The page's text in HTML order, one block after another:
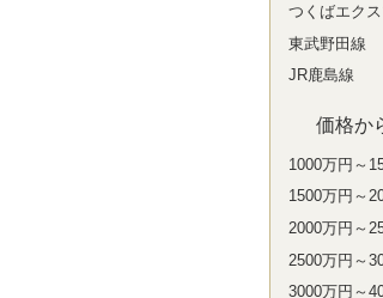
つくばエク
東武野田線
JR鹿島線
価格か
1000万円～
1500万円～
2000万円～
2500万円～
3000万円～